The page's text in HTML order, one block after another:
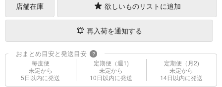
店舗在庫 欲しいものリストに追加
再入荷を通知する
おまとめ目安と発送目安 ?
毎度便
未定から
5日以内に発送
定期便（週1)
未定から
10日以内に発送
定期便（月2)
未定から
14日以内に発送